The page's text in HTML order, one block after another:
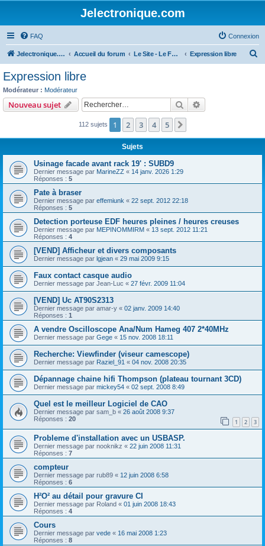
Jelectronique.com
FAQ Connexion
Jelectronique.com Accueil du forum Le Site - Le Forum Expression libre
c
Expression libre
Modérateur : Modérateur
Nouveau sujet Rechercher
112 sujets 1 2 3 4 5
Sujets
Usinage facade avant rack 19' : SUBD9
Dernier message par MarineZZ « 14 janv. 2026 1:29
Réponses : 5
Pate à braser
Dernier message par effemiunk « 22 sept. 2012 22:18
Réponses : 5
Detection porteuse EDF heures pleines / heures creuses
Dernier message par MEPINOMMIRM « 13 sept. 2012 11:21
Réponses : 4
[VEND] Afficheur et divers composants
Dernier message par lgjean « 29 mai 2009 9:15
Faux contact casque audio
Dernier message par Jean-Luc « 27 févr. 2009 11:04
[VEND] Uc AT90S2313
Dernier message par amar-y « 02 janv. 2009 14:40
Réponses : 1
A vendre Oscilloscope Ana/Num Hameg 407 2*40MHz
Dernier message par Gege « 15 nov. 2008 18:11
Recherche: Viewfinder (viseur camescope)
Dernier message par Raziel_91 « 04 nov. 2008 20:35
Dépannage chaine hifi Thompson (plateau tournant 3CD)
Dernier message par mickey54 « 02 sept. 2008 8:49
Quel est le meilleur Logiciel de CAO
Dernier message par sam_b « 26 août 2008 9:37
Réponses : 20 1 2 3
Probleme d'installation avec un USBASP.
Dernier message par nooknikz « 22 juin 2008 11:31
Réponses : 7
compteur
Dernier message par rub89 « 12 juin 2008 6:58
Réponses : 6
H²O² au détail pour gravure CI
Dernier message par Roland « 01 juin 2008 18:43
Réponses : 4
Cours
Dernier message par vede « 16 mai 2008 1:23
Réponses : 8